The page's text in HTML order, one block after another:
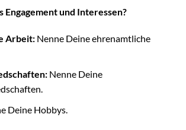
Engagement und Interessen?
Arbeit:Nenne Deine ehrenamtliche
Nenne Deine
Deine Hobbys.